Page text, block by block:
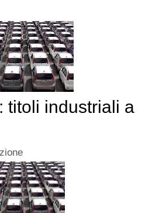
titoli industriali a